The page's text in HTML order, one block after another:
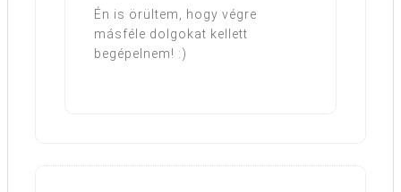
Én is örültem, hogy végre
másféle dolgokat kellett
begépelnem! :)